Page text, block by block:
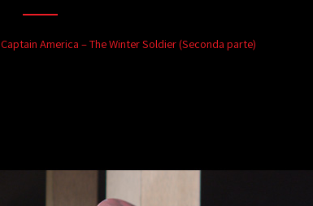
Captain America – The Winter Soldier (Seconda parte)